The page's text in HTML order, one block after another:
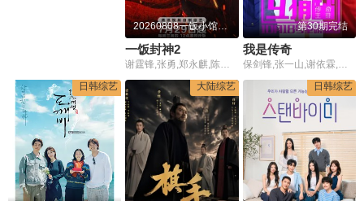
20260808一饭小馆第2期
一饭封神2
谢霆锋,张勇,郑永麒,陈晓卿,李诞,屈雨瑜,杨艳彬,黎子安
第30期完结
我是传奇
保剑锋,张一山,谢依霖,李学庆,谢彬彬
日韩综艺
大陆综艺 日韩综艺